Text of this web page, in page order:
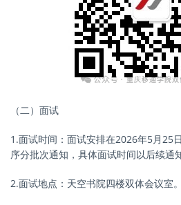
（二）面试
1.面试时间：面试安排在2026年5月25
序分批次通知，具体面试时间以后续通
2.面试地点：天空书院四楼双体会议室。